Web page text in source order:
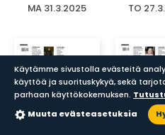
MA 31.3.2025 TO
Käytämme sivustolla evästeitä
käyttöä ja suorituskykyä, sekä
parhaan käyttökokemuksen.
Muuta evästeasetuksia